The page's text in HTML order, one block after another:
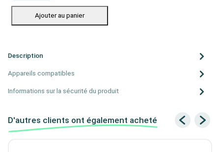
Ajouter au panier
Description
Appareils compatibles
Informations sur la sécurité du produit
D'autres clients ont également acheté